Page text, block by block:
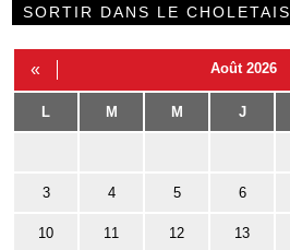
SORTIR DANS LE CHOLETAIS
« Août 2026
L M M J
3 4 5 6
10 11 12 13